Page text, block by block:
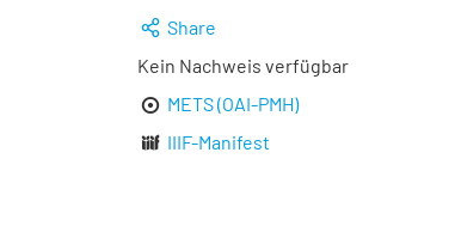
Share
Kein Nachweis verfügbar
METS (OAI-PMH)
IIIF-Manifest